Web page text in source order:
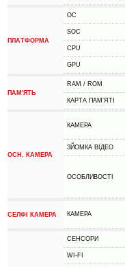
ПЛАТФОРМА
ОС
SOC
CPU
GPU
ПАМ'ЯТЬ
RAM / ROM
КАРТА ПАМ'ЯТІ
ОСН. КАМЕРА
КАМЕРА
ЗЙОМКА ВІДЕО
ОСОБЛИВОСТІ
СЕЛФІ КАМЕРА КАМЕРА
СЕНСОРИ
WI-FI